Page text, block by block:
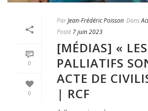
0
0
ParJean-Frédéric Poisson Dans
Posté 7 juin 2023
[MÉDIAS] «
PALLIATIFS
ACTE DE
| RCF